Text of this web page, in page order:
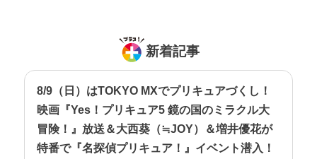
新着記事
8/9（日）はTOKYO MXでプリキュアづくし！
映画『Yes！プリキュア5 鏡の国のミラクル大
冒険！』放送＆大西葵（≒JOY）＆増井優花が
特番で『名探偵プリキュア！』イベント潜入！